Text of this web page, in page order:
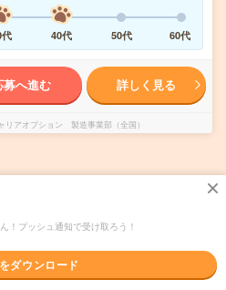
40代 50代 60代
募へ進む 詳しく見る
リアオプション 製造事業部（全国）
器の分解・部品交換・
あり 土日祝日が休み
！プッシュ通知で受け取ろう！
ダウンロード